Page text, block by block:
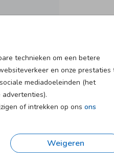
technieken om een betere
en onze prestaties
mediadoeleinden (het
of intrekken op ons ons
Weigeren
25 X 25 CM I MET